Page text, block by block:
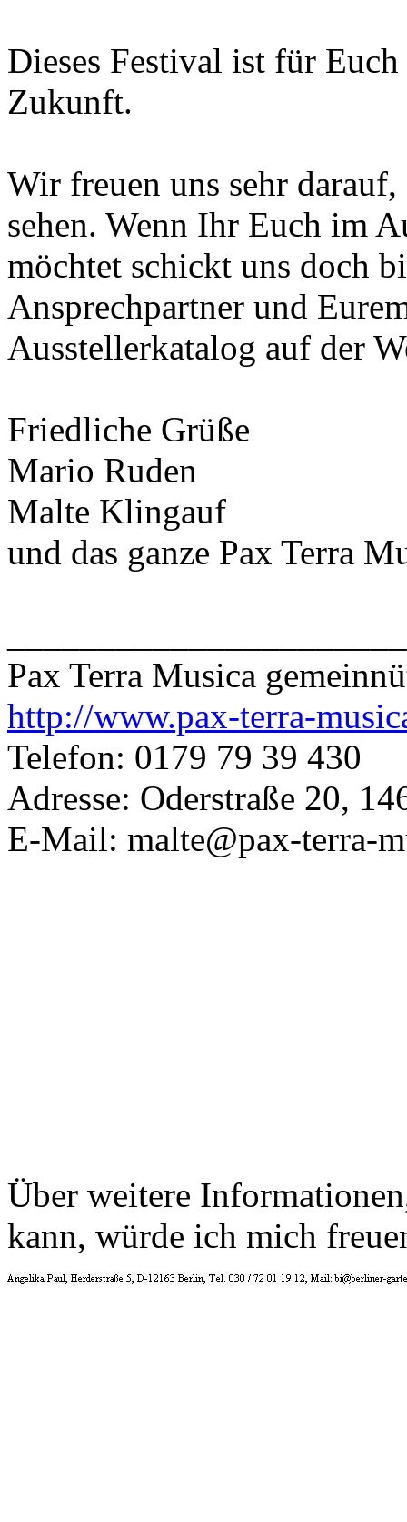
Dieses Festival ist für
Zukunft.
Wir freuen uns sehr
sehen. Wenn Ihr Euch im
möchtet schickt uns doch
Ansprechpartner und
Ausstellerkatalog auf der
Friedliche Grüße
Mario Ruden
Malte Klingauf
und das ganze Pax Terra
Pax Terra Musica
http://www.pax-terra-
Telefon: 0179 79 39 430
Adresse: Oderstraße 20,
E-Mail: malte@pax-terra-
Über weitere
kann, würde ich mich